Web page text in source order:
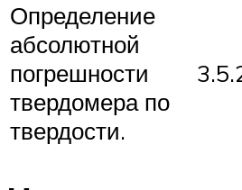
Определение
абсолютной
погрешности
твердомера по
твердости.